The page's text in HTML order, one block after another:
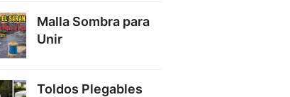
Malla Sombra para
Unir
Toldos Plegables